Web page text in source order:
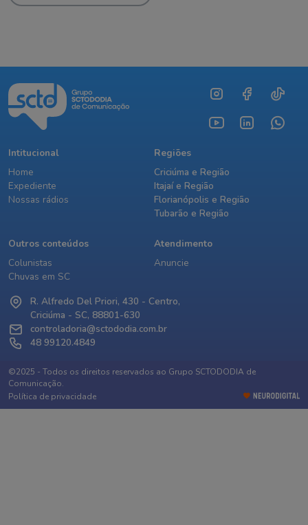
Intitucional
Home
Expediente
Nossas rádios
Regiões
Criciúma e Região
Itajaí e Região
Florianópolis e Região
Tubarão e Região
Outros conteúdos
Colunistas
Chuvas em SC
Atendimento
Anuncie
R. Alfredo Del Priori, 430 - Centro,
Criciúma - SC, 88801-630
controladoria@sctododia.com.br
48 99120.4849
©2025 - Todos os direitos reservados ao Grupo SCTODODIA de
Comunicação.
Política de privacidade